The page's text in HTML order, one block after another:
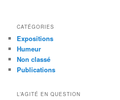
CATÉGORIES
Expositions
Humeur
Non classé
Publications
L’AGITÉ EN QUESTION